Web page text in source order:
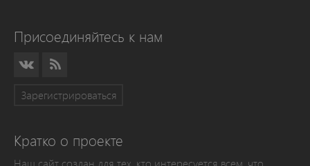
Присоединяйтесь к нам
Зарегистрироваться
Кратко о проекте